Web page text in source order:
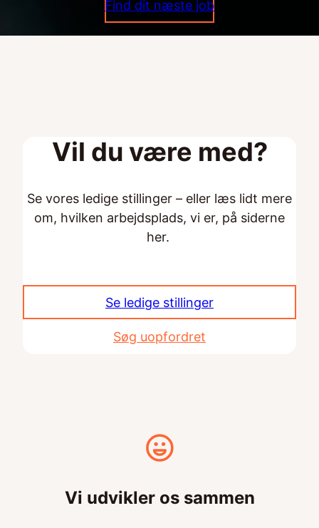
Find dit næste job
Vil du være med?
Se vores ledige stillinger – eller læs lidt mere
om, hvilken arbejdsplads, vi er, på siderne
her.
Se ledige stillinger
Søg uopfordret
Vi udvikler os sammen